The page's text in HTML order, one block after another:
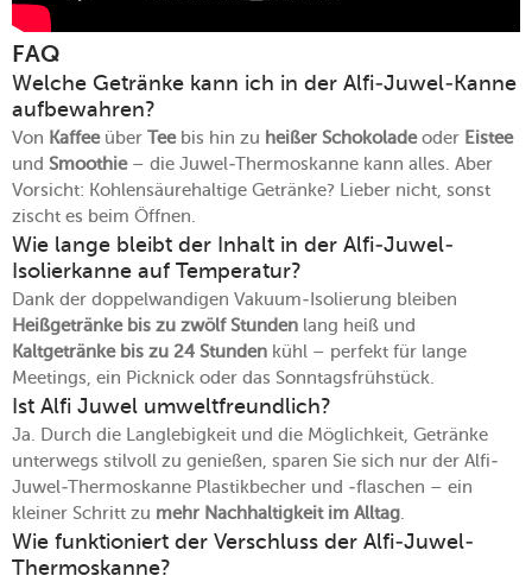
FAQ
Welche Getränke kann ich in der Alfi-Juwel-Kanne
aufbewahren?
Von Kaffeeüber Teebis hin zu heißer Schokoladeoder Eistee
und Smoothie– die Juwel-Thermoskanne kann alles. Aber
Vorsicht: Kohlensäurehaltige Getränke? Lieber nicht, sonst
zischt es beim Öffnen.
Wie lange bleibt der Inhalt in der Alfi-Juwel-
Isolierkanne auf Temperatur?
Dank der doppelwandigen Vakuum-Isolierung bleiben
Heißgetränke bis zu zwölf Stunden lang heiß und
Kaltgetränke bis zu 24 Stunden kühl – perfekt für lange
Meetings, ein Picknick oder das Sonntagsfrühstück.
Ist Alfi Juwel umweltfreundlich?
Ja. Durch die Langlebigkeit und die Möglichkeit, Getränke
unterwegs stilvoll zu genießen, sparen Sie sich nur der Alfi-
Juwel-Thermoskanne Plastikbecher und -flaschen – ein
kleiner Schritt zu mehr Nachhaltigkeit im Alltag
Wie funktioniert der Verschluss der Alfi-Juwel-
Thermoskanne?